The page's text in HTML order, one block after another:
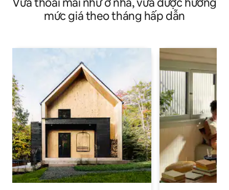
mức giá theo tháng hấp dẫn